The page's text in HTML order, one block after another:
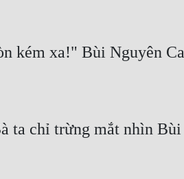
kém xa!" Bùi Nguyên Ca
ta chỉ trừng mắt nhìn Bùi